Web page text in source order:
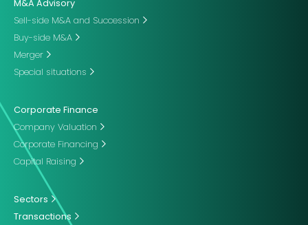
M&A Advisory
Sell-side M&A and Succession
Buy-side M&A
Merger
Special situations
Corporate Finance
Company Valuation
Corporate Financing
Capital Raising
Sectors
Transactions